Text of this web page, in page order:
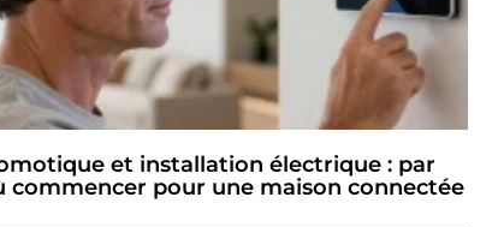
et installation électrique : par
commencer pour une maison connectée